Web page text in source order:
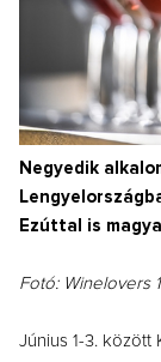
Negyedik
Ezúttal is
Fotó: Winelovers
Június 1-3.